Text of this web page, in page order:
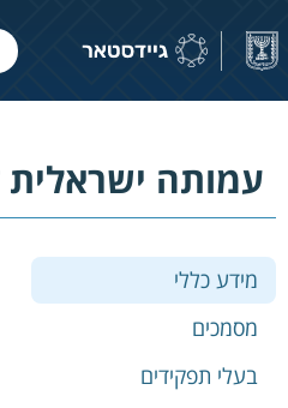
עמותה
מידע כללי
מסמכים
בעלי תפקידים